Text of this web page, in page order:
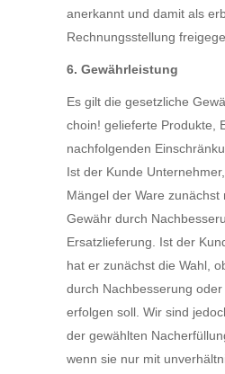
anerkannt und damit als
Rechnungsstellung
6. Gewährleistung
Es gilt die gesetzliche
choin! gelieferte Produkte,
nachfolgenden
Ist der Kunde
Mängel der Ware zunächst
Gewähr durch
Ersatzlieferung. Ist der
hat er zunächst die Wahl,
durch Nachbesserung
erfolgen soll. Wir sind
der gewählten
wenn sie nur mit